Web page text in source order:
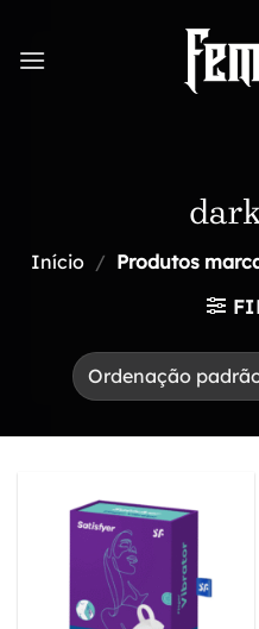
content
Início / Produtos